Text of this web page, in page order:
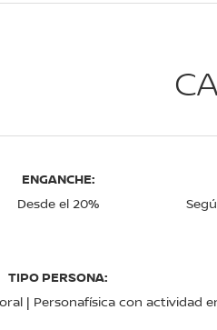
ENGANCHE:
Desde el 20%
TIPO PERSONA:
| Personafísica con actividad